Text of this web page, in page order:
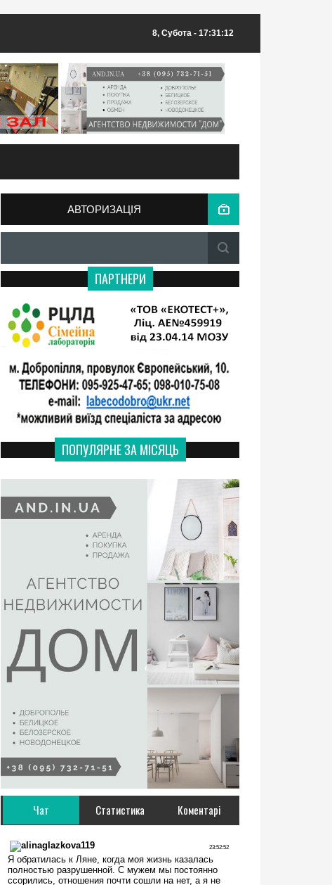
8, Субота - 17:31:12
АВТОРИЗАЦІЯ
ПАРТНЕРИ
ПОПУЛЯРНЕ ЗА МІСЯЦЬ
Чат Статистика Коментарі